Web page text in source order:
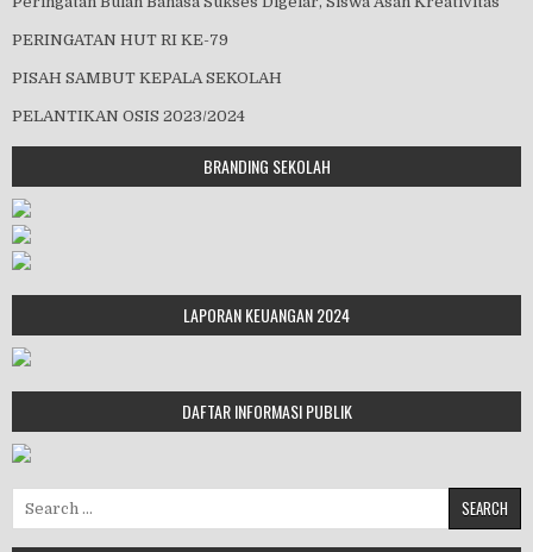
PERINGATAN HUT RI KE-79
PISAH SAMBUT KEPALA SEKOLAH
PELANTIKAN OSIS 2023/2024
BRANDING SEKOLAH
LAPORAN KEUANGAN 2024
DAFTAR INFORMASI PUBLIK